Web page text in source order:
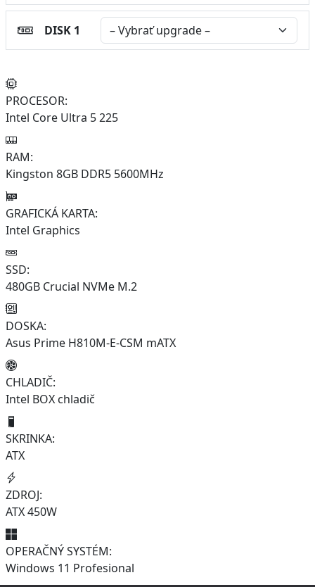
DISK 1
PROCESOR:
Intel Core Ultra 5 225
RAM:
Kingston 8GB DDR5 5600MHz
GRAFICKÁ KARTA:
Intel Graphics
SSD:
480GB Crucial NVMe M.2
DOSKA:
Asus Prime H810M-E-CSM mATX
CHLADIČ:
Intel BOX chladič
SKRINKA:
ATX
ZDROJ:
ATX 450W
OPERAČNÝ SYSTÉM:
Windows 11 Profesional